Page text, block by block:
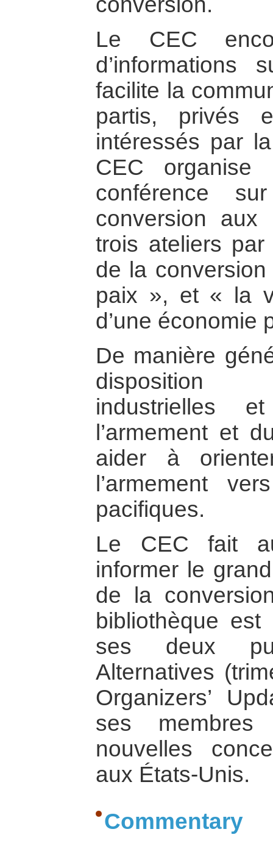
Le CEC
d’informations
facilite la
partis, privés
intéressés par
CEC organise
conférence
conversion aux
trois ateliers
de la
paix », et « la
d’une économie
De manière
disposition
industrielles
l’armement et
aider à
l’armement
pacifiques.
Le CEC fait
informer le
de la
bibliothèque
ses deux
Alternatives
Organizers’
ses
nouvelles
aux États-Unis.
Commentary